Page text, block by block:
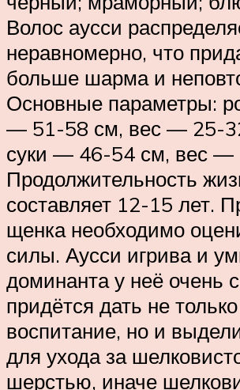
Волос аусси
неравномерно, что
больше шарма и
Основные параметры:
— 51-58 см, вес — 25-32
суки — 46-54 см, вес —
Продолжительность
составляет 12-15 лет.
щенка необходимо
силы. Аусси игрива и
доминанта у неё очень
придётся дать не
воспитание, но и
для ухода за
шерстью, иначе